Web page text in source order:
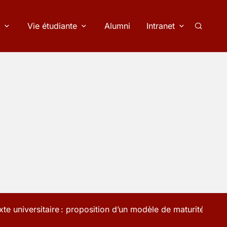
Vie étudiante Alumni Intranet
universitaire : proposition d’un modèle de maturité